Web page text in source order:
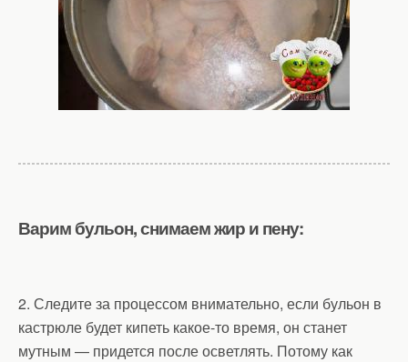
Варим бульон, снимаем жир и пену:
2. Следите за процессом внимательно, если бульон в
кастрюле будет кипеть какое-то время, он станет
мутным — придется после осветлять. Потому как